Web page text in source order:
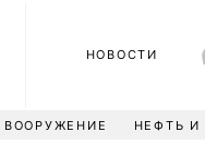
НОВОСТИ
НЕФТЬ И